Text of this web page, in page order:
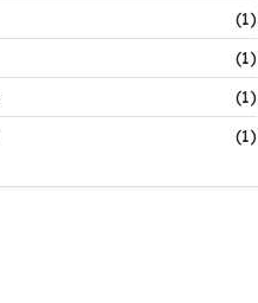
(1)
(1)
(1)
(1)